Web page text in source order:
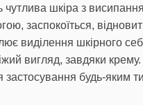
чутлива шкіра з
заспокоїться,
виділення шкірного
вигляд, завдяки крему.
будь-яким